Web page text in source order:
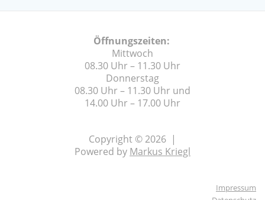
Öffnungszeiten:
Mittwoch
08.30 Uhr – 11.30 Uhr
Donnerstag
08.30 Uhr – 11.30 Uhr und
14.00 Uhr – 17.00 Uhr
Copyright © 2026 |
Powered by Markus Kriegl
Impressum